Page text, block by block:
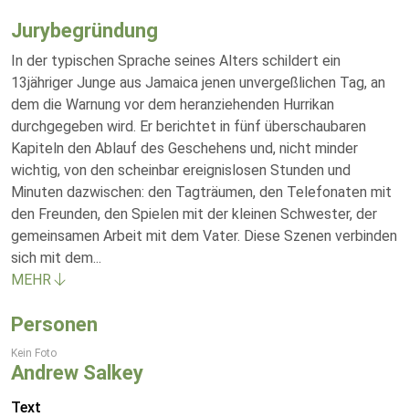
Jurybegründung
In der typischen Sprache seines Alters schildert ein
13jähriger Junge aus Jamaica jenen unvergeßlichen Tag, an
dem die Warnung vor dem heranziehenden Hurrikan
durchgegeben wird. Er berichtet in fünf überschaubaren
Kapiteln den Ablauf des Geschehens und, nicht minder
wichtig, von den scheinbar ereignislosen Stunden und
Minuten dazwischen: den Tagträumen, den Telefonaten mit
den Freunden, den Spielen mit der kleinen Schwester, der
gemeinsamen Arbeit mit dem Vater. Diese Szenen verbinden
sich mit dem...
MEHR
Personen
Kein Foto
Andrew Salkey
Text